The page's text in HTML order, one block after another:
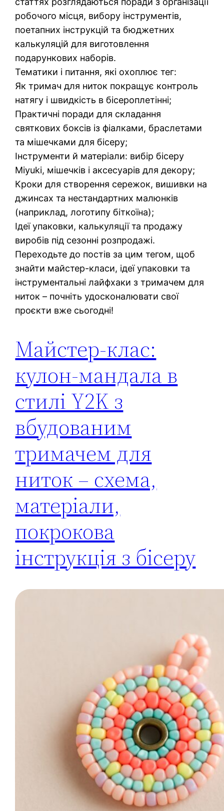
робочого місця, вибору інструментів,
поетапних інструкцій та бюджетних
калькуляцій для виготовлення
подарункових наборів.
Тематики і питання, які охоплює тег:
Як тримач для ниток покращує контроль
натягу і швидкість в бісероплетінні;
Практичні поради для складання
святкових боксів із фіалками, браслетами
та мішечками для бісеру;
Інструменти й матеріали: вибір бісеру
Miyuki, мішечків і аксесуарів для декору;
Кроки для створення сережок, вишивки на
джинсах та нестандартних малюнків
(наприклад, логотипу біткоїна);
Ідеї упаковки, калькуляції та продажу
виробів під сезонні розпродажі.
Переходьте до постів за цим тегом, щоб
знайти майстер-класи, ідеї упаковки та
інструментальні лайфхаки з тримачем для
ниток – почніть удосконалювати свої
проєкти вже сьогодні!
Майстер-клас:
кулон-мандала в
стилі Y2K з
вбудованим
тримачем для
ниток – схема,
матеріали,
покрокова
інструкція з бісеру